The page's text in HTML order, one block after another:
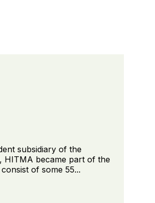
subsidiary of the
HITMA became part of the
of some 55...